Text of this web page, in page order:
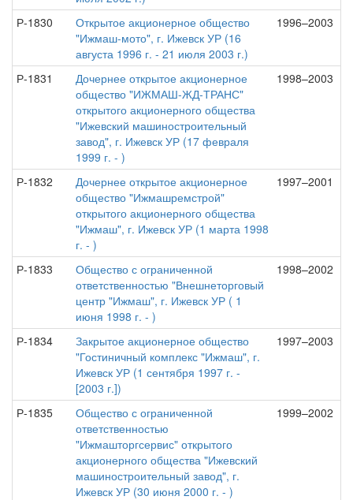
Р-1830
Открытое акционерное общество
"Ижмаш-мото", г. Ижевск УР (16
августа 1996 г. - 21 июля 2003 г.)
1996–2003
Р-1831
Дочернее открытое акционерное
общество "ИЖМАШ-ЖД-ТРАНС"
открытого акционерного общества
"Ижевский машиностроительный
завод", г. Ижевск УР (17 февраля
1999 г. - )
1998–2003
Р-1832
Дочернее открытое акционерное
общество "Ижмашремстрой"
открытого акционерного общества
"Ижмаш", г. Ижевск УР (1 марта 1998
г. - )
1997–2001
Р-1833
Общество с ограниченной
ответственностью "Внешнеторговый
центр "Ижмаш", г. Ижевск УР ( 1
июня 1998 г. - )
1998–2002
Р-1834
Закрытое акционерное общество
"Гостиничный комплекс "Ижмаш", г.
Ижевск УР (1 сентября 1997 г. -
[2003 г.])
1997–2003
Р-1835
Общество с ограниченной
ответственностью
"Ижмашторгсервис" открытого
акционерного общества "Ижевский
машиностроительный завод", г.
Ижевск УР (30 июня 2000 г. - )
1999–2002